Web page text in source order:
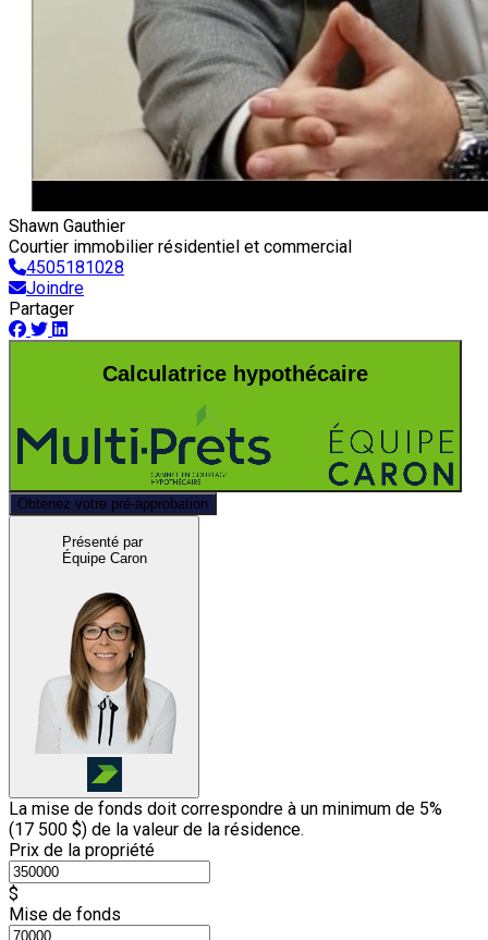
Shawn Gauthier
Courtier immobilier résidentiel et commercial
4505181028
Joindre
Partager
Calculatrice hypothécaire
Obtenez votre pré-approbation
Présenté par
Équipe Caron
La mise de fonds doit correspondre à un minimum de 5%
(17 500 $) de la valeur de la résidence.
Prix de la propriété
$
Mise de fonds